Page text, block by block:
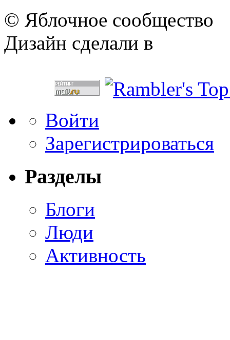
© Яблочное сообщество
Дизайн сделали в
Войти
Зарегистрироваться
Разделы
Блоги
Люди
Активность